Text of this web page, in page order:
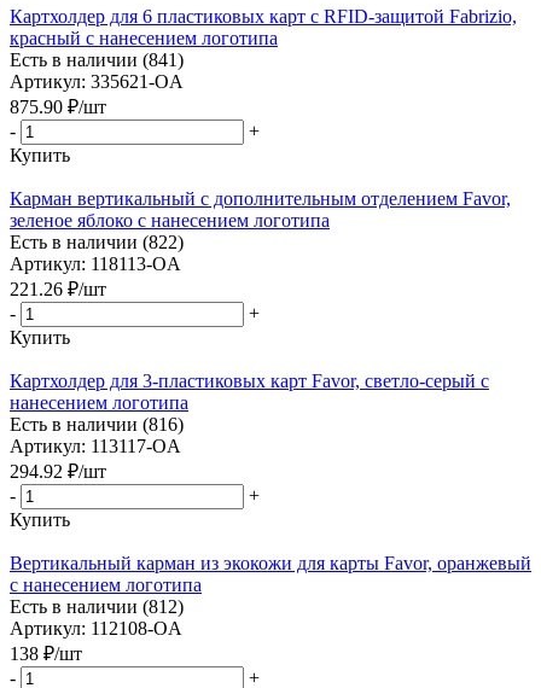
Картхолдер для 6 пластиковых карт с RFID-защитой Fabrizio,
красный с нанесением логотипа
Есть в наличии (841)
Артикул: 335621-OA
875.90 ₽/шт
-
+
Купить
Карман вертикальный с дополнительным отделением Favor,
зеленое яблоко с нанесением логотипа
Есть в наличии (822)
Артикул: 118113-OA
221.26 ₽/шт
-
+
Купить
Картхолдер для 3-пластиковых карт Favor, светло-серый с
нанесением логотипа
Есть в наличии (816)
Артикул: 113117-OA
294.92 ₽/шт
-
+
Купить
Вертикальный карман из экокожи для карты Favor, оранжевый
с нанесением логотипа
Есть в наличии (812)
Артикул: 112108-OA
138 ₽/шт
-
+